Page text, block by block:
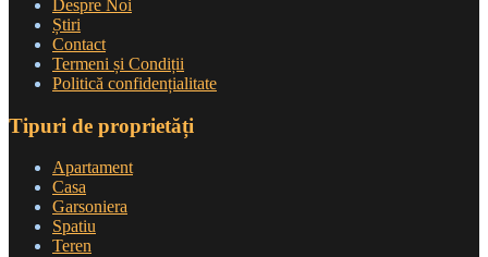
Despre Noi
Știri
Contact
Termeni și Condiții
Politică confidențialitate
Tipuri de proprietăți
Apartament
Casa
Garsoniera
Spatiu
Teren